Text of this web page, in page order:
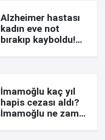
Alzheimer hastası
kadın eve not
bırakıp kayboldu!
İmamoğlu kaç yıl
hapis cezası aldı?
İmamoğlu ne zaman